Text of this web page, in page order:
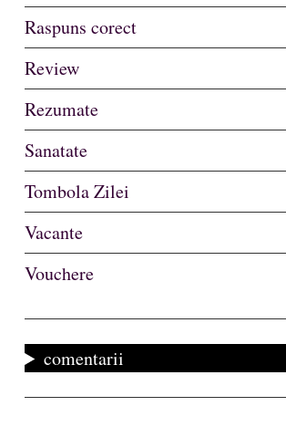
Raspuns corect
Review
Rezumate
Sanatate
Tombola Zilei
Vacante
Vouchere
comentarii